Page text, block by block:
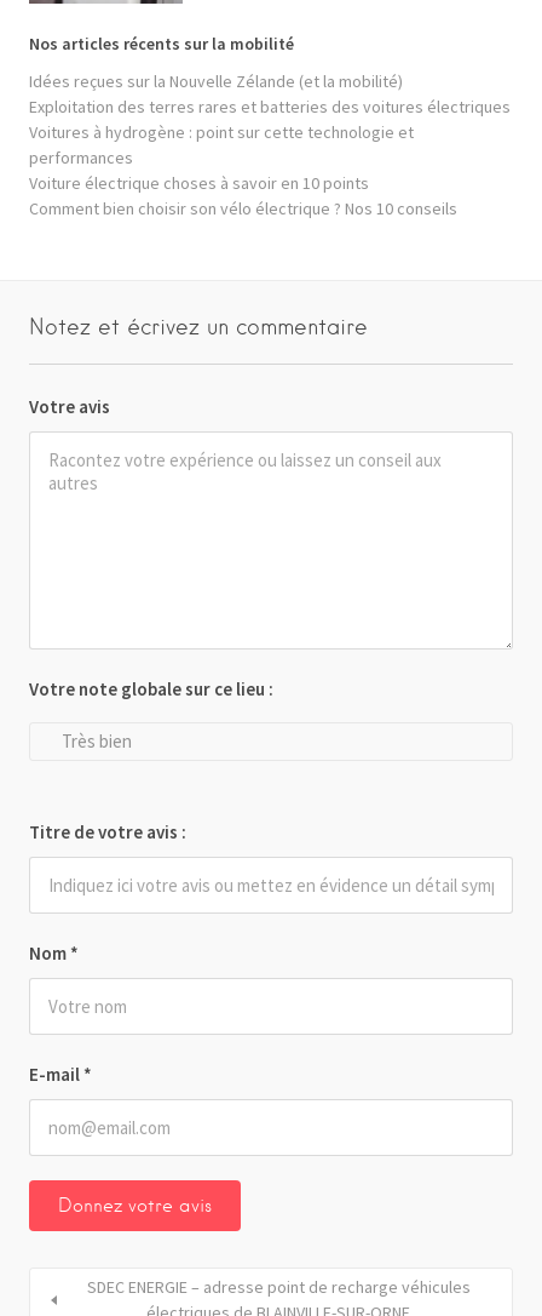
Nos articles récents sur la mobilité
Idées reçues sur la Nouvelle Zélande (et la mobilité)
Exploitation des terres rares et batteries des voitures électriques
Voitures à hydrogène : point sur cette technologie et
performances
Voiture électrique choses à savoir en 10 points
Comment bien choisir son vélo électrique ? Nos 10 conseils
Notez et écrivez un commentaire
Votre avis
Nom *
E-mail *
Votre note globale sur ce lieu :
Très bien
Titre de votre avis :
SDEC ENERGIE – adresse point de recharge véhicules